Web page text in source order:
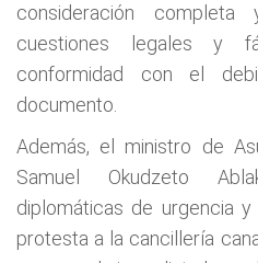
consideración
cuestiones legales y
conformidad con el
documento.
Además, el ministro de
Samuel Okudzeto
diplomáticas de urgencia
protesta a la cancillería